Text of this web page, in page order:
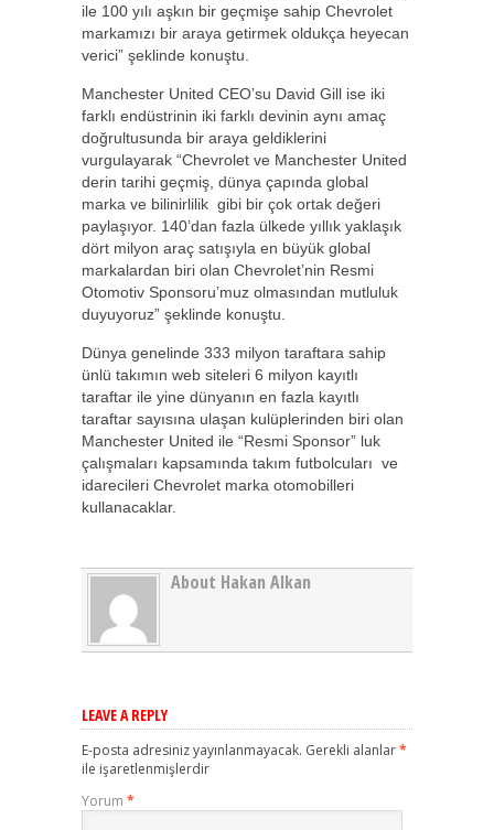
ile 100 yılı aşkın bir geçmişe sahip Chevrolet
markamızı bir araya getirmek oldukça heyecan
verici” şeklinde konuştu.
Manchester United CEO’su David Gill ise iki
farklı endüstrinin iki farklı devinin aynı amaç
doğrultusunda bir araya geldiklerini
vurgulayarak “Chevrolet ve Manchester United
derin tarihi geçmiş, dünya çapında global
marka ve bilinirlilik gibi bir çok ortak değeri
paylaşıyor. 140’dan fazla ülkede yıllık yaklaşık
dört milyon araç satışıyla en büyük global
markalardan biri olan Chevrolet’nin Resmi
Otomotiv Sponsoru’muz olmasından mutluluk
duyuyoruz” şeklinde konuştu.
Dünya genelinde 333 milyon taraftara sahip
ünlü takımın web siteleri 6 milyon kayıtlı
taraftar ile yine dünyanın en fazla kayıtlı
taraftar sayısına ulaşan kulüplerinden biri olan
Manchester United ile “Resmi Sponsor” luk
çalışmaları kapsamında takım futbolcuları ve
idarecileri Chevrolet marka otomobilleri
kullanacaklar.
About Hakan Alkan
LEAVE A REPLY
E-posta adresiniz yayınlanmayacak. Gerekli alanlar*
ile işaretlenmişlerdir
Yorum *